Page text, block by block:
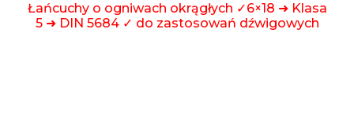
Łańcuchy o ogniwach okrągłych ✓6×18 ➜ Klasa
5 ➜ DIN 5684 ✓ do zastosowań dźwigowych